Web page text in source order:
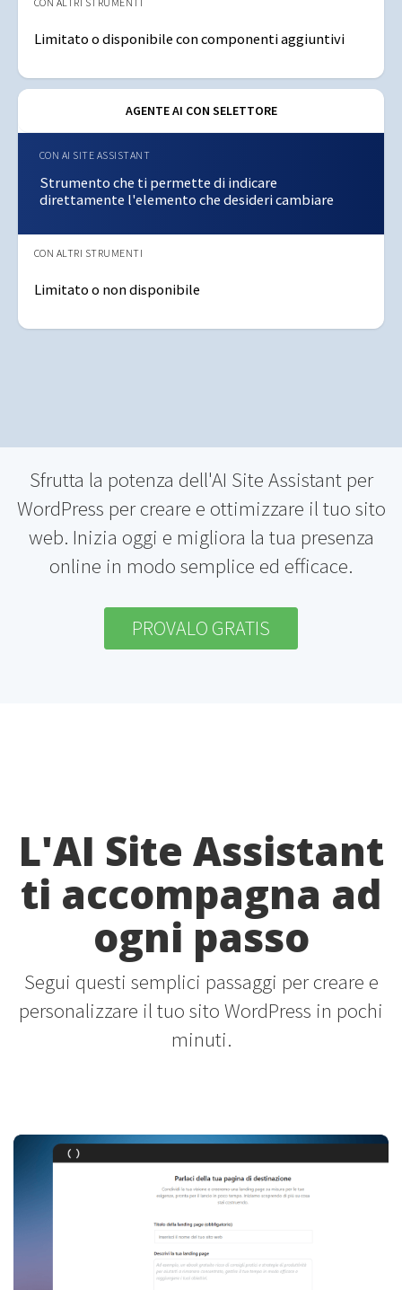
Limitato o disponibile con componenti aggiuntivi
AGENTE AI CON SELETTORE
Strumento che ti permette di indicare
direttamente l'elemento che desideri cambiare
Limitato o non disponibile
Sfrutta la potenza dell'AI Site Assistant per
WordPress per creare e ottimizzare il tuo sito
web. Inizia oggi e migliora la tua presenza
online in modo semplice ed efficace.
PROVALO GRATIS
L'AI Site Assistant
ti accompagna ad
ogni passo
Segui questi semplici passaggi per creare e
personalizzare il tuo sito WordPress in pochi
minuti.